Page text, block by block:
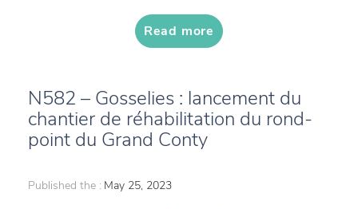
Read more
N582 – Gosselies : lancement du
chantier de réhabilitation du rond-
point du Grand Conty
Published the : May 25, 2023